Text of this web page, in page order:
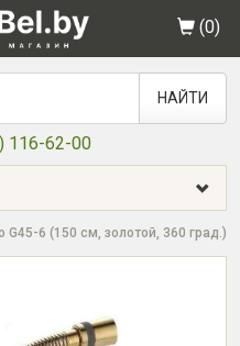
(0)
НАЙТИ
116-62-00
G45-6 (150 см, золотой, 360 град.)